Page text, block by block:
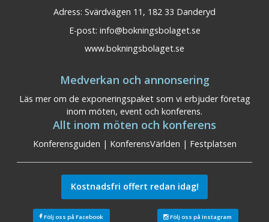
Adress: Svärdvägen 11, 182 33 Danderyd
E-post: info@bokningsbolaget.se
www.bokningsbolaget.se
Medverkan och annonsering
Läs mer om de exponeringspaket som vi erbjuder företag
inom möten, event och konferens.
Allt inom möten och konferens
Konferensguiden | KonferensVärlden | Festplatsen
Kostnadsfri offert redan idag!
Följ oss på Facebook Följ oss på Instagram